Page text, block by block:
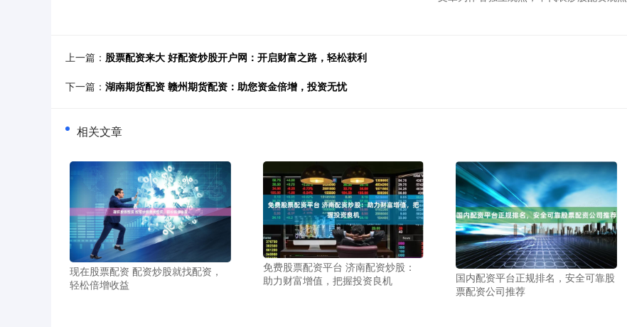
上一篇： 股票配资来大 好配资炒股开户网：开启财富之路，轻松获利
下一篇： 湖南期货配资 赣州期货配资：助您资金倍增，投资无忧
相关文章
现在股票配资 配资炒股就找配资，
轻松倍增收益
免费股票配资平台 济南配资炒股：
助力财富增值，把握投资良机
国内配资平台正规排名，安全可靠股
票配资公司推荐